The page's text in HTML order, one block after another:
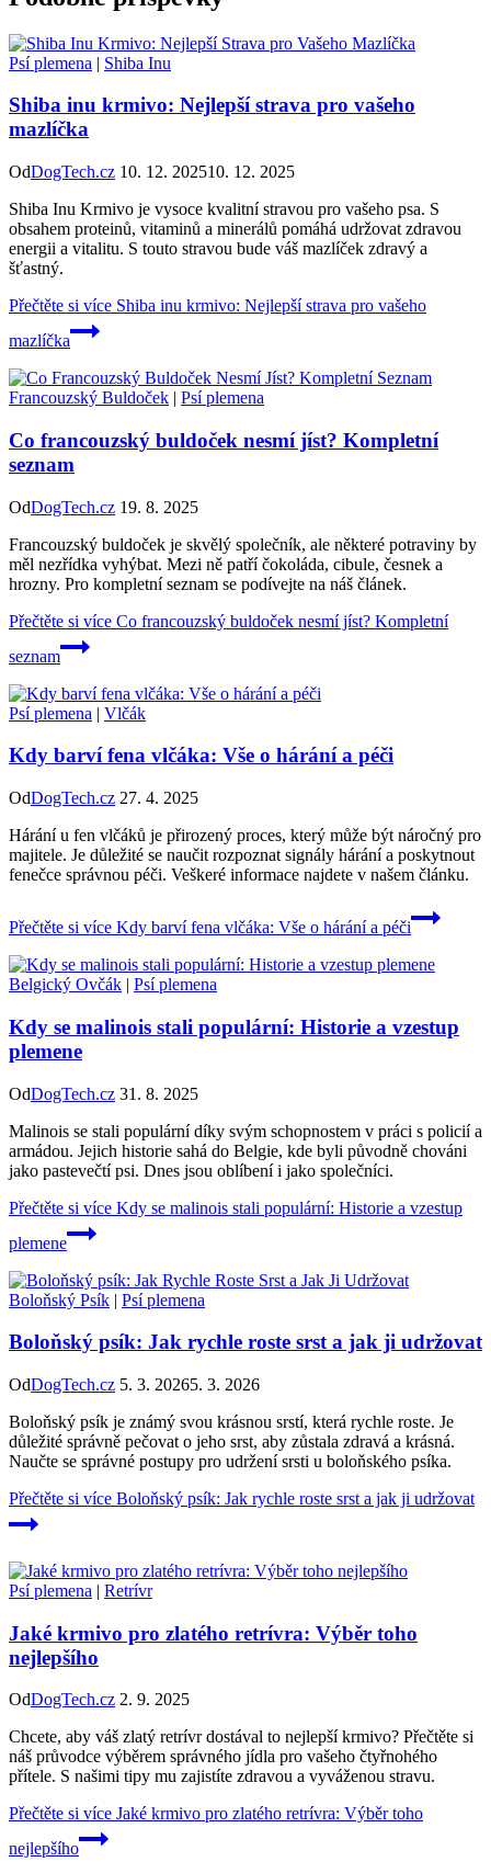
Psí plemena | Shiba Inu
Shiba inu krmivo: Nejlepší strava pro vašeho
mazlíčka
OdDogTech.cz 10. 12. 202510. 12. 2025
Shiba Inu Krmivo je vysoce kvalitní stravou pro vašeho psa. S
obsahem proteinů, vitaminů a minerálů pomáhá udržovat zdravou
energii a vitalitu. S touto stravou bude váš mazlíček zdravý a
šťastný.
Přečtěte si více Shiba inu krmivo: Nejlepší strava pro vašeho
mazlíčka
Francouzský Buldoček | Psí plemena
Co francouzský buldoček nesmí jíst? Kompletní
seznam
OdDogTech.cz 19. 8. 2025
Francouzský buldoček je skvělý společník, ale některé potraviny by
měl nezřídka vyhýbat. Mezi ně patří čokoláda, cibule, česnek a
hrozny. Pro kompletní seznam se podívejte na náš článek.
Přečtěte si více Co francouzský buldoček nesmí jíst? Kompletní
seznam
Psí plemena | Vlčák
Kdy barví fena vlčáka: Vše o hárání a péči
OdDogTech.cz 27. 4. 2025
Hárání u fen vlčáků je přirozený proces, který může být náročný pro
majitele. Je důležité se naučit rozpoznat signály hárání a poskytnout
fenečce správnou péči. Veškeré informace najdete v našem článku.
Přečtěte si více Kdy barví fena vlčáka: Vše o hárání a péči
Belgický Ovčák | Psí plemena
Kdy se malinois stali populární: Historie a vzestup
plemene
OdDogTech.cz 31. 8. 2025
Malinois se stali populární díky svým schopnostem v práci s policií a
armádou. Jejich historie sahá do Belgie, kde byli původně chováni
jako pastevečtí psi. Dnes jsou oblíbení i jako společníci.
Přečtěte si více Kdy se malinois stali populární: Historie a vzestup
plemene
Boloňský Psík | Psí plemena
Boloňský psík: Jak rychle roste srst a jak ji udržovat
OdDogTech.cz 5. 3. 20265. 3. 2026
Boloňský psík je známý svou krásnou srstí, která rychle roste. Je
důležité správně pečovat o jeho srst, aby zůstala zdravá a krásná.
Naučte se správné postupy pro udržení srsti u boloňského psíka.
Přečtěte si více Boloňský psík: Jak rychle roste srst a jak ji udržovat
Psí plemena | Retrívr
Jaké krmivo pro zlatého retrívra: Výběr toho
nejlepšího
OdDogTech.cz 2. 9. 2025
Chcete, aby váš zlatý retrívr dostával to nejlepší krmivo? Přečtěte si
náš průvodce výběrem správného jídla pro vašeho čtyřnohého
přítele. S našimi tipy mu zajistíte zdravou a vyváženou stravu.
Přečtěte si více Jaké krmivo pro zlatého retrívra: Výběr toho
nejlepšího